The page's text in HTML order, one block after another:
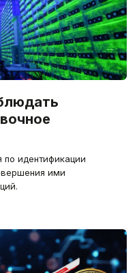
по идентификации
ими